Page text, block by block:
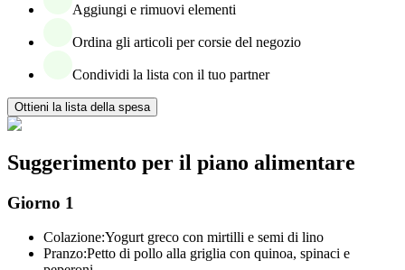
Aggiungi e rimuovi elementi
Ordina gli articoli per corsie del negozio
Condividi la lista con il tuo partner
Ottieni la lista della spesa
Suggerimento per il piano alimentare
Giorno 1
Colazione:Yogurt greco con mirtilli e semi di lino
Pranzo:Petto di pollo alla griglia con quinoa, spinaci e